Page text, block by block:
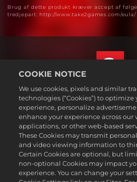
Brug af dette produkt kræver accept af
tredjepart: http://www.take2games.com/eula/
Juridiske
Politik for cookies
Support
Sælg eller del ikke mine
Order Lookup &
Dansk
COOKIE NOTICE
We use cookies, pixels and similar
technologies (“Cookies”) to optimize
experience, personalize
enhance your experience across our
applications, or other web-based
These Cookies may transmit
and video viewing information to
Certain Cookies are optional, but
non-optional Cookies may impact
experience. You can change your